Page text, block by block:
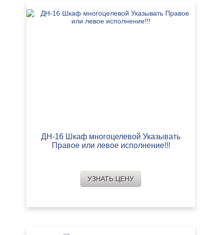
ДН-16 Шкаф многоцелевой Указывать
Правое или левое исполнение!!!
УЗНАТЬ ЦЕНУ